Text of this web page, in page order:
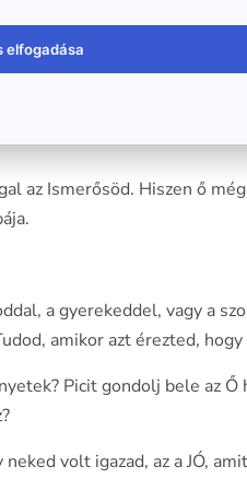
adni, eszedbe jut, hogy
és megszólalsz:
az Ismerősöd. Hiszen ő
a gyerekeddel, vagy a
amikor azt érezted,
Picit gondolj bele az Ő
volt igazad, az a JÓ,
elfogadása